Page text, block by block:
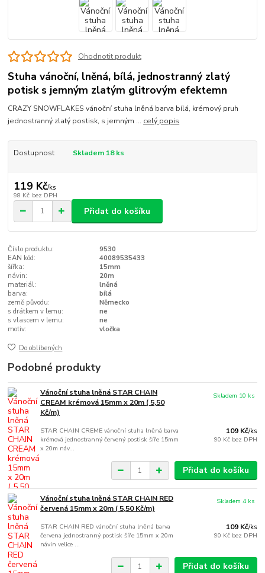
Ohodnotit produkt
Stuha vánoční, lněná, bílá, jednostranný zlatý
potisk s jemným zlatým glitrovým efektemn
CRAZY SNOWFLAKES vánoční stuha lněná barva bílá, krémový pruh
jednostranný zlatý postisk, s jemným ... celý popis
Dostupnost Skladem 18 ks
119 Kč/ks
98 Kč bez DPH
Přidat do košíku
Číslo produktu:
9530
EAN kód:
40089535433
šířka:
15mm
návin:
20m
materiál:
lněná
barva:
bílá
země původu:
Německo
s drátkem v lemu:
ne
s vlascem v lemu:
ne
motiv:
vločka
Do oblíbených
Podobné produkty
Vánoční stuha lněná STAR CHAIN
CREAM krémová 15mm x 20m ( 5,50
Kč/m)
STAR CHAIN CREME vánoční stuha lněná barva
krémová jednostranný červený postisk šíře 15mm
x 20m náv...
109 Kč/ks
90 Kč bez DPH
Skladem 10 ks
Přidat do košíku
Vánoční stuha lněná STAR CHAIN RED
červená 15mm x 20m ( 5,50 Kč/m)
STAR CHAIN RED vánoční stuha lněná barva
červena jednostranný postisk šíře 15mm x 20m
návin velice ...
109 Kč/ks
90 Kč bez DPH
Skladem 4 ks
Přidat do košíku